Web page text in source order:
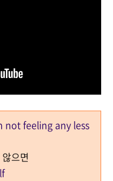
feeling any less
으면